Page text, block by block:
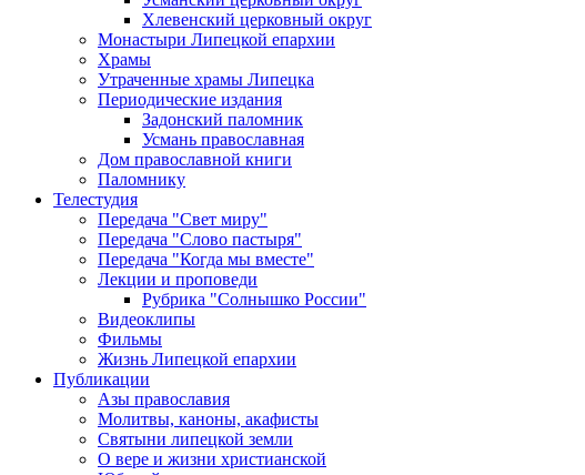
Хлевенский церковный округ
Монастыри Липецкой епархии
Храмы
Утраченные храмы Липецка
Периодические издания
Задонский паломник
Усмань православная
Дом православной книги
Паломнику
Телестудия
Передача "Свет миру"
Передача "Слово пастыря"
Передача "Когда мы вместе"
Лекции и проповеди
Рубрика "Солнышко России"
Видеоклипы
Фильмы
Жизнь Липецкой епархии
Публикации
Азы православия
Молитвы, каноны, акафисты
Святыни липецкой земли
О вере и жизни христианской